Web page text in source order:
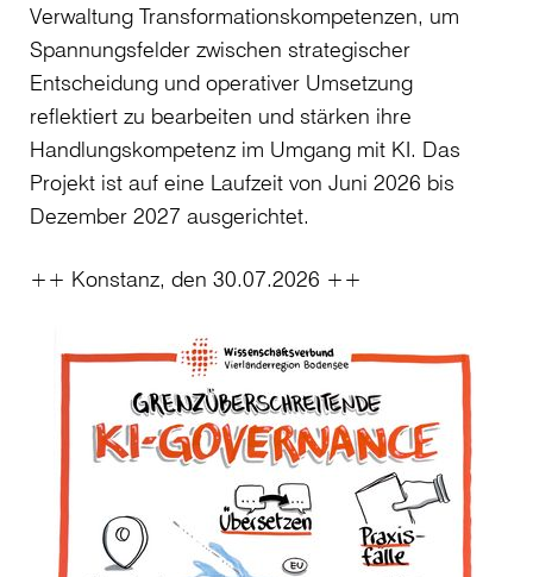
Verwaltung Transformationskompetenzen, um
Spannungsfelder zwischen strategischer
Entscheidung und operativer Umsetzung
reflektiert zu bearbeiten und stärken ihre
Handlungskompetenz im Umgang mit KI. Das
Projekt ist auf eine Laufzeit von Juni 2026 bis
Dezember 2027 ausgerichtet.
++ Konstanz, den 30.07.2026 ++